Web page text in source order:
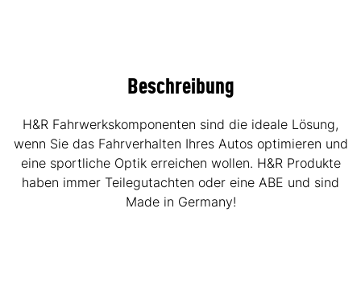
Beschreibung
H&R Fahrwerkskomponenten sind die ideale Lösung,
wenn Sie das Fahrverhalten Ihres Autos optimieren und
eine sportliche Optik erreichen wollen. H&R Produkte
haben immer Teilegutachten oder eine ABE und sind
Made in Germany!